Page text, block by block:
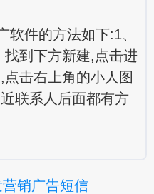
件的方法如下:1、
找到下方新建,点击进
击右上角的小人图
联系人后面都有方
销广告短信